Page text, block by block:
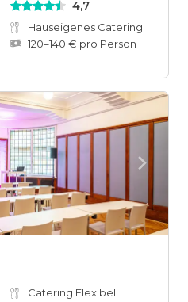
4,7
Hauseigenes Catering
120–140 € pro Person
Catering Flexibel